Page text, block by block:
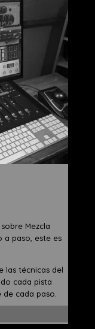
Mezcla
a paso, este es
las técnicas del
cada pista
cada paso.